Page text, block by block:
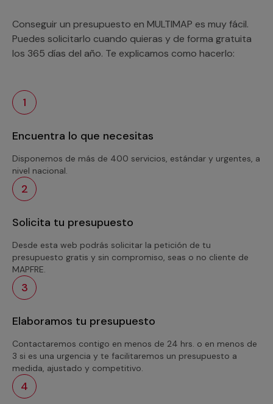
Conseguir un presupuesto en MULTIMAP es muy fácil.
Puedes solicitarlo cuando quieras y de forma gratuita
los 365 días del año. Te explicamos como hacerlo:
1
Encuentra lo que necesitas
Disponemos de más de 400 servicios, estándar y urgentes, a
nivel nacional.
2
Solicita tu presupuesto
Desde esta web podrás solicitar la petición de tu
presupuesto gratis y sin compromiso, seas o no cliente de
MAPFRE.
3
Elaboramos tu presupuesto
Contactaremos contigo en menos de 24 hrs. o en menos de
3 si es una urgencia y te facilitaremos un presupuesto a
medida, ajustado y competitivo.
4